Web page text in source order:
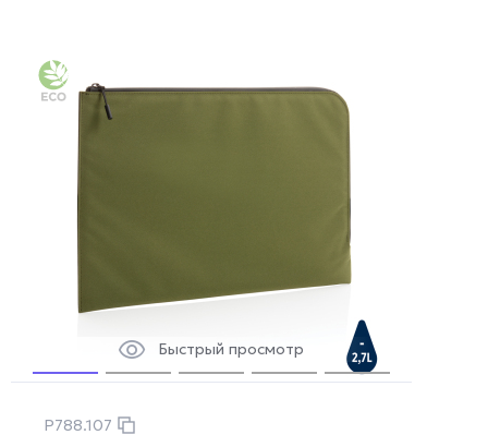
Быстрый просмотр
P788.107